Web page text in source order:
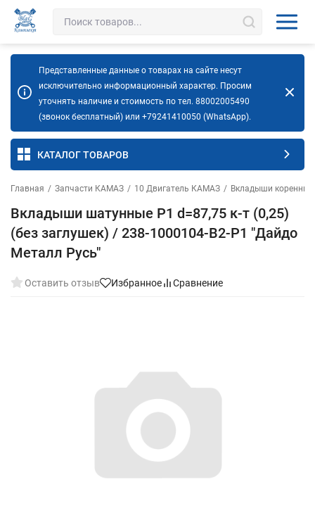
Представленные данные о товарах на сайте несут
исключительно информационный характер. Просим
уточнять наличие и стоимость по тел. 88002005490
(звонок бесплатный) или +79241410050 (WhatsApp).
КАТАЛОГ ТОВАРОВ
Главная / Запчасти КАМАЗ / 10 Двигатель КАМАЗ / Вкладыши
Вкладыши шатунные Р1 d=87,75 к-т (0,25)
(без заглушек) / 238-1000104-В2-Р1 "Дайдо
Металл Русь"
Оставить отзыв Избранное Сравнение